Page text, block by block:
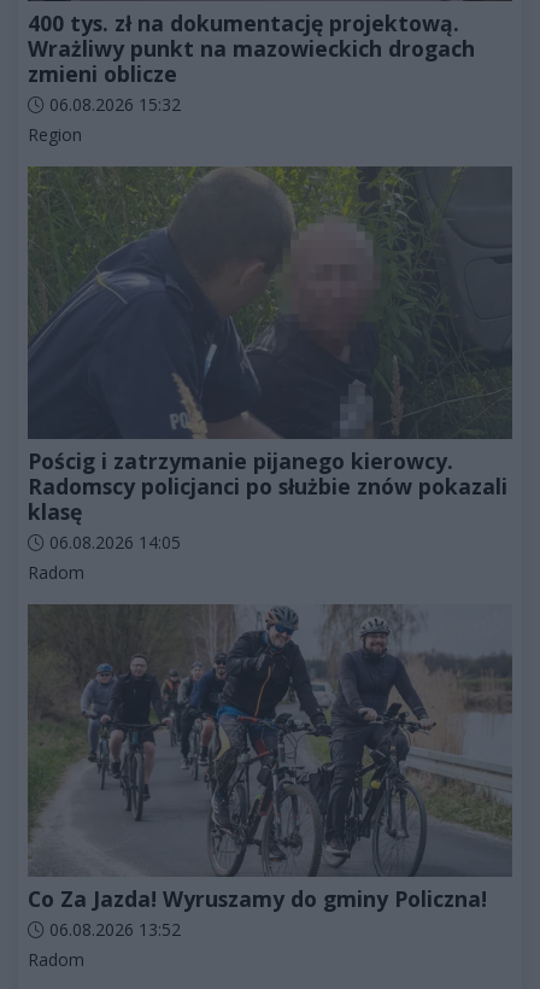
400 tys. zł na dokumentację projektową.
Wrażliwy punkt na mazowieckich drogach
zmieni oblicze
Data dodania artykułu:
06.08.2026 15:32
Kategorie artykułu:
Region
Pościg i zatrzymanie pijanego kierowcy.
Radomscy policjanci po służbie znów pokazali
klasę
Data dodania artykułu:
06.08.2026 14:05
Kategorie artykułu:
Radom
Co Za Jazda! Wyruszamy do gminy Policzna!
Data dodania artykułu:
06.08.2026 13:52
Kategorie artykułu:
Radom